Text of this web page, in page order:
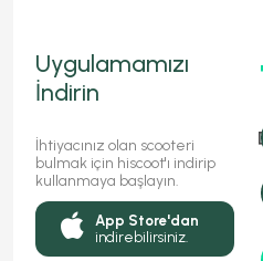
Uygulamamızı
İndirin
İhtiyacınız olan scooteri
bulmak için hiscoot'ı indirip
kullanmaya başlayın.
App Store'dan
indirebilirsiniz.